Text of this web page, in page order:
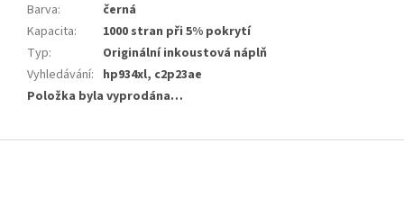
Barva:
černá
Kapacita:
1000 stran při 5% pokrytí
Typ:
Originální inkoustová náplň
Vyhledávání: hp934xl, c2p23ae
Položka byla vyprodána…